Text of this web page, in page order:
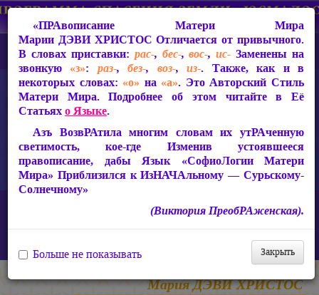
Статьи Марии ДЭВИ ХРИСТОС
Ответы на вопросы, 2010-2026 гг.
Виктория ПреобРАженская. «Чудо Познания». Вопросы и
Ответы. Часть 33 (Видео)
Мария ДЭВИ ХРИСТОС
«ПРАвописание Матери Мира
Марии ДЭВИ ХРИСТОС Отличается от привычного.
В словах приставки: рас-, бес-,вос-,ис- Заменены на
звонкую «з»: раз-,без-, воз-,из-. Также, как и в
некоторых словах: «о» на «а». Это Авторский Стиль
Матери Мира. Подробнее об этом читайте в Её
Статьяхо Языке.
Азъ ВозвРАтила многим словам их утРАченную
светимость, кое-где Изменив устоявшееся
правописание, дабы Язык «СофиоЛогии Матери
Мира» Приблизился к ИзНАЧАльному — Сурьскому-
Солнечному»
(Виктория ПреобРАженская).
Закрыть
Больше не показывать